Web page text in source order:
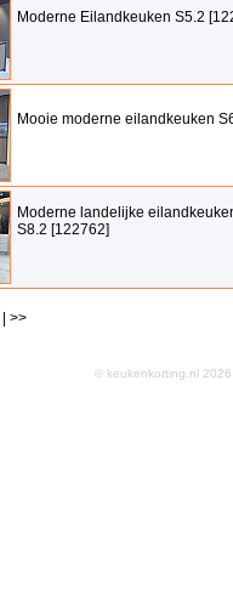
Moderne Eilandkeuken S5.2
Mooie moderne eilandkeuken
Moderne landelijke
S8.2 [122762]
| >>
© keukenkorting.nl